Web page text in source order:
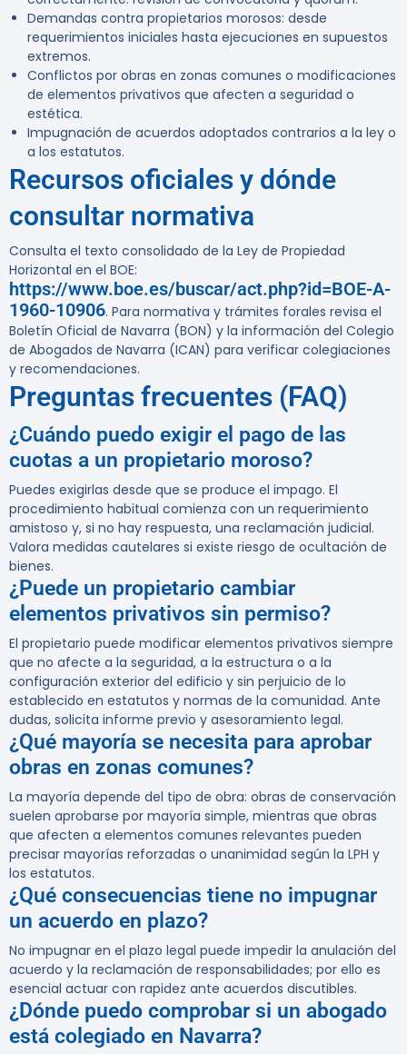
Demandas contra propietarios morosos: desde
requerimientos iniciales hasta ejecuciones en supuestos
extremos.
Conflictos por obras en zonas comunes o modificaciones
de elementos privativos que afecten a seguridad o
estética.
Impugnación de acuerdos adoptados contrarios a la ley o
a los estatutos.
Recursos oficiales y dónde
consultar normativa
Consulta el texto consolidado de la Ley de Propiedad
Horizontal en el BOE:
https://www.boe.es/buscar/act.php?id=BOE-A-
1960-10906. Para normativa y trámites forales revisa el
Boletín Oficial de Navarra (BON) y la información del Colegio
de Abogados de Navarra (ICAN) para verificar colegiaciones
y recomendaciones.
Preguntas frecuentes (FAQ)
¿Cuándo puedo exigir el pago de las
cuotas a un propietario moroso?
Puedes exigirlas desde que se produce el impago. El
procedimiento habitual comienza con un requerimiento
amistoso y, si no hay respuesta, una reclamación judicial.
Valora medidas cautelares si existe riesgo de ocultación de
bienes.
¿Puede un propietario cambiar
elementos privativos sin permiso?
El propietario puede modificar elementos privativos siempre
que no afecte a la seguridad, a la estructura o a la
configuración exterior del edificio y sin perjuicio de lo
establecido en estatutos y normas de la comunidad. Ante
dudas, solicita informe previo y asesoramiento legal.
¿Qué mayoría se necesita para aprobar
obras en zonas comunes?
La mayoría depende del tipo de obra: obras de conservación
suelen aprobarse por mayoría simple, mientras que obras
que afecten a elementos comunes relevantes pueden
precisar mayorías reforzadas o unanimidad según la LPH y
los estatutos.
¿Qué consecuencias tiene no impugnar
un acuerdo en plazo?
No impugnar en el plazo legal puede impedir la anulación del
acuerdo y la reclamación de responsabilidades; por ello es
esencial actuar con rapidez ante acuerdos discutibles.
¿Dónde puedo comprobar si un abogado
está colegiado en Navarra?